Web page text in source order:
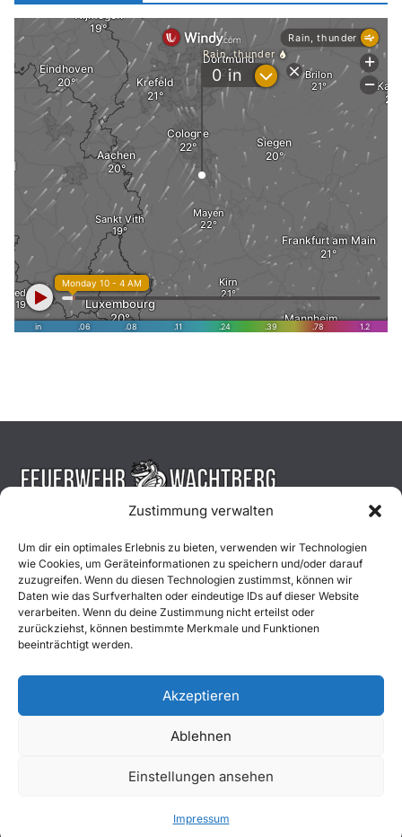
Zustimmung verwalten
Um dir ein optimales Erlebnis zu bieten, verwenden wir Technologien
wie Cookies, um Geräteinformationen zu speichern und/oder darauf
zuzugreifen. Wenn du diesen Technologien zustimmst, können wir
Daten wie das Surfverhalten oder eindeutige IDs auf dieser Website
verarbeiten. Wenn du deine Zustimmung nicht erteilst oder
zurückziehst, können bestimmte Merkmale und Funktionen
beeinträchtigt werden.
Akzeptieren
Ablehnen
Einstellungen ansehen
Impressum
Aktuelles
Einsätze
Unsere Jugend
Mitglied werden
Rechte vorbehalten.